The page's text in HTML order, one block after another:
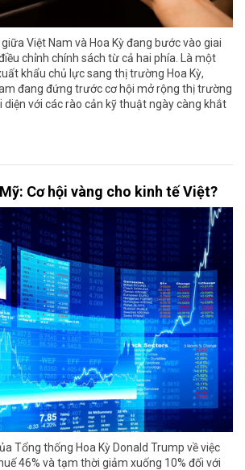
Việt Nam và Hoa Kỳ đang bước vào giai
chỉnh chính sách từ cả hai phía. Là một
khẩu chủ lực sang thị trường Hoa Kỳ,
đang đứng trước cơ hội mở rộng thị trường
với các rào cản kỹ thuật ngày càng khắt
Cơ hội vàng cho kinh tế Việt?
Tổng thống Hoa Kỳ Donald Trump về việc
46% và tạm thời giảm xuống 10% đối với